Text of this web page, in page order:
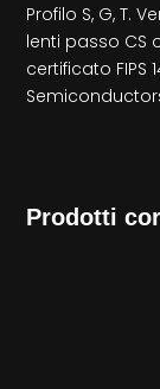
Profilo S, G, T.
lenti passo CS
certificato FIPS
Prodotti